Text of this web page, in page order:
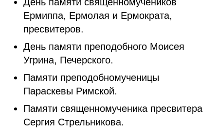
Ермиппа, Ермолая и Ермократа,
пресвитеров.
День памяти преподобного Моисея
Угрина, Печерского.
Памяти преподобномученицы
Параскевы Римской.
Памяти священномученика пресвитера
Сергия Стрельникова.